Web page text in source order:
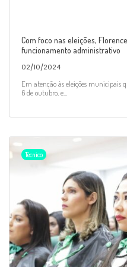
Com foco nas eleições,
funcionamento administrativo
02/10/2024
Em atenção às eleições municipais
6 de outubro, e...
Técnico